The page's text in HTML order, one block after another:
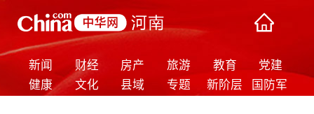
新闻 财经 房产 旅游 教育
党建
健康
文化 县域 专题 新阶层
国防军